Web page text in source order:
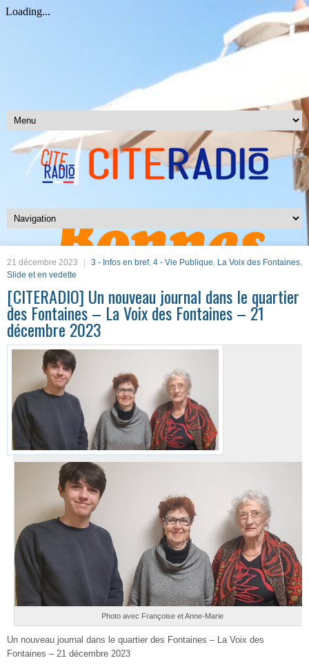
21 décembre 2023 3 - Infos en bref, 4 - Vie Publique, La Voix des Fontaines,
Slide et en vedette
[CITERADIO] Un nouveau journal dans le quartier
des Fontaines – La Voix des Fontaines – 21
décembre 2023
Photo avec Françoise et Anne-Marie
Un nouveau journal dans le quartier des Fontaines – La Voix des
Fontaines – 21 décembre 2023